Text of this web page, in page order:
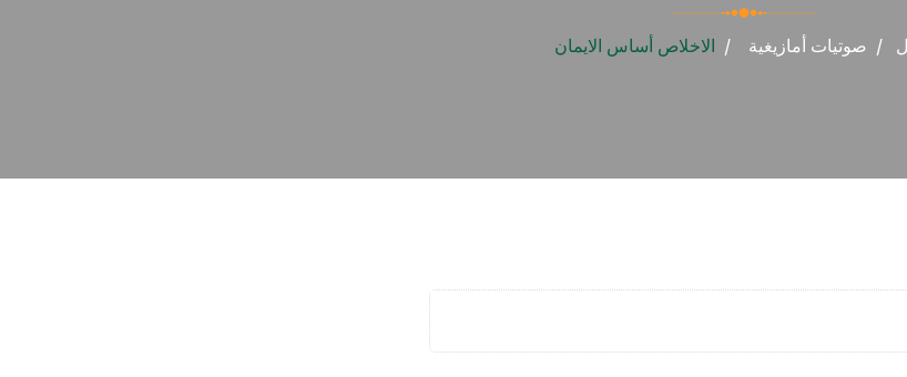
صوتيات أمازيغية الاخلاص أساس الايمان